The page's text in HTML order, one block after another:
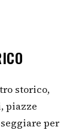
storico,
piazze
per